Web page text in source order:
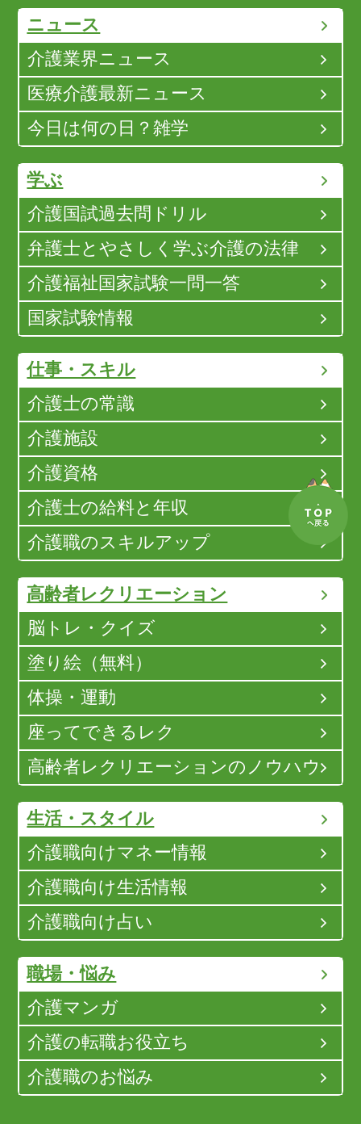
ニュース
介護業界ニュース
医療介護最新ニュース
今日は何の日？雑学
学ぶ
介護国試過去問ドリル
弁護士とやさしく学ぶ介護の法律
介護福祉国家試験一問一答
国家試験情報
仕事・スキル
介護士の常識
介護施設
介護資格
介護士の給料と年収
介護職のスキルアップ
高齢者レクリエーション
脳トレ・クイズ
塗り絵（無料）
体操・運動
座ってできるレク
高齢者レクリエーションのノウハウ
生活・スタイル
介護職向けマネー情報
介護職向け生活情報
介護職向け占い
職場・悩み
介護マンガ
介護の転職お役立ち
介護職のお悩み